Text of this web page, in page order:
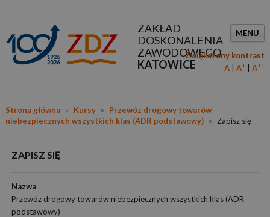
ZAKŁAD
DOSKONALENIA
ZAWODOWEGO
KATOWICE
MENU
Zwiększony kontrast
A
A+ A++
Strona główna » Kursy »
Przewóz drogowy towarów
niebezpiecznych wszystkich klas (ADR podstawowy) » Zapisz się
ZAPISZ SIĘ
Nazwa
Przewóz drogowy towarów niebezpiecznych wszystkich klas (ADR
podstawowy)